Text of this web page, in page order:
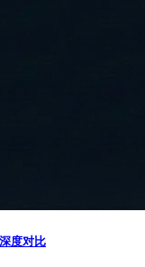
度对比